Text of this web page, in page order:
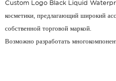
Custom Logo Black Liquid
косметики, предлагающий широкий
собственной торговой маркой.
Возможно разработать